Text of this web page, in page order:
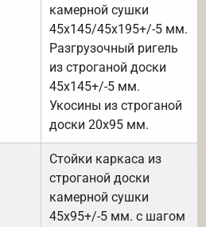
камерной сушки
45х145/45х195+/-5 мм.
Разгрузочный ригель
из строганой доски
45х145+/-5 мм.
Укосины из строганой
доски 20х95 мм.
Стойки каркаса из
строганой доски
камерной сушки
45х95+/-5 мм. с шагом